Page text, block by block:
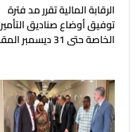
الرقابة المالية تقرر مد فترة
توفيق أوضاع صناديق
الخاصة حتى 31 ديسمبر المقبل